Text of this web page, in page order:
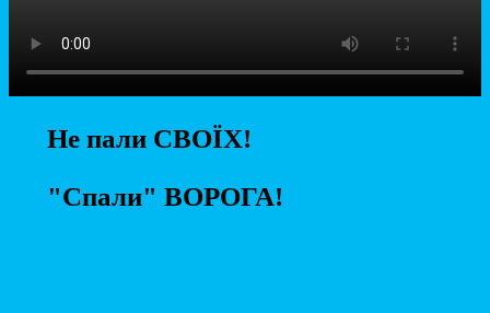
Не пали СВОЇХ!
"Спали" ВОРОГА!